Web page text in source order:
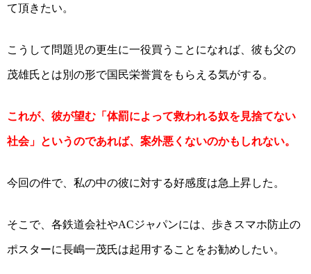
て頂きたい。
こうして問題児の更生に一役買うことになれば、 彼も父の
茂雄氏とは別の形で国民栄誉賞をもらえる気がする。
これが、彼が望む「体罰によって救われる奴を見捨てない
社会」というのであれば、案外悪くないのかもしれない。
今回の件で、私の中の彼に対する好感度は急上昇した。
そこで、各鉄道会社やACジャパンには、歩きスマホ防止の
ポスターに長嶋一茂氏は起用することをお勧めしたい。